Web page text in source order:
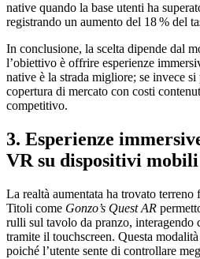
native quando la base utenti ha
registrando un aumento del 18 % del
In conclusione, la scelta dipende dal
l’obiettivo è offrire esperienze
native è la strada migliore; se invece si
copertura di mercato con costi
competitivo.
3. Esperienze
VR su dispositivi mobili
La realtà aumentata ha trovato terreno
Titoli come Gonzo’s Quest AR
rulli sul tavolo da pranzo, interagendo
tramite il touchscreen. Questa
poiché l’utente sente di controllare